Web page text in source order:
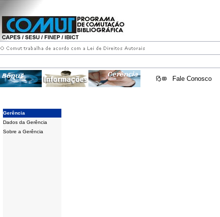
Fale Conosco
Gerência
Dados da Gerência
Sobre a Gerência